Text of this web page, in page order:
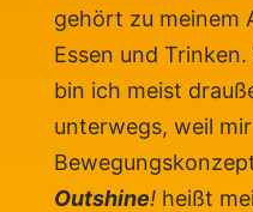
gehört zu meinem
Essen und
bin ich meist
unterwegs, weil
Outshine!heißt